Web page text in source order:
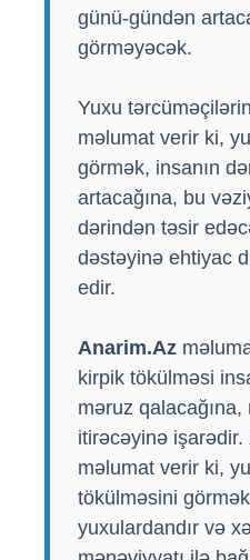
günü-gündən
görməyəcək.
Yuxu
məlumat verir ki,
görmək, insanın
artacağına, bu
dərindən təsir
dəstəyinə ehtiyac
edir.
Anarim.Az
kirpik tökülməsi
məruz qalacağına,
itirəcəyinə işarədir.
məlumat verir ki,
tökülməsini
yuxulardandır və